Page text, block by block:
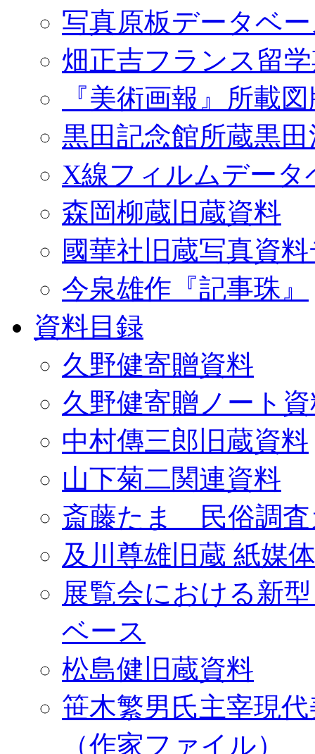
写真原板データベ
畑正吉フランス留
『美術画報』所載
黒田記念館所蔵黒
X線フィルムデータ
森岡柳蔵旧蔵資料
國華社旧蔵写真資
今泉雄作『記事珠』
資料目録
久野健寄贈資料
久野健寄贈ノート
中村傳三郎旧蔵資料
山下菊二関連資料
斎藤たま 民俗調査
及川尊雄旧蔵 紙媒
展覧会における新
ベース
松島健旧蔵資料
笹木繁男氏主宰現
（作家ファイル）